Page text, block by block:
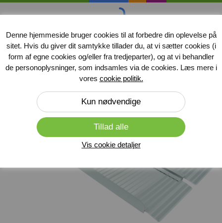
Denne hjemmeside bruger cookies til at forbedre din oplevelse på
sitet. Hvis du giver dit samtykke tillader du, at vi sætter cookies (i
form af egne cookies og/eller fra tredjeparter), og at vi behandler
de personoplysninger, som indsamles via de cookies. Læs mere i
vores cookie politik.
Vis cookie detaljer
Produkter
Forside»Kørestolsramper